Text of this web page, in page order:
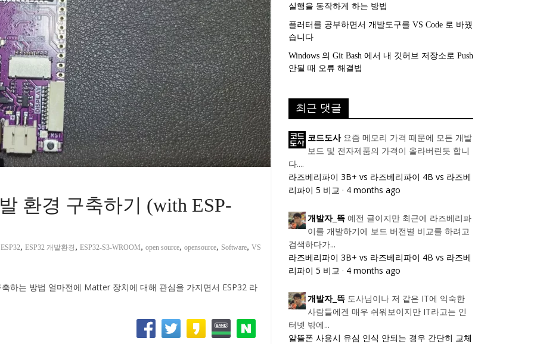
환경 구축하기 (with ESP-
ESP32, ESP32 개발환경 , ESP32-S3-WROOM, open source, opensource, Software, VS
하는 방법 얼마전에 Matter 장치에 대해 관심을 가지면서 ESP32 라
실행을 동작하게 하는 방법
플러터를 공부하면서 개발도구를 VS Code 로 바꿨
습니다
Windows 의 Git Bash 에서 내 깃허브 저장소로 Push
안될 때 오류 해결법
최근 댓글
코드도사 요즘 메모리 가격 때문에 모든 개발
보드 및 전자제품의 가격이 올라버린듯 합니
다....
라즈베리파이 3B+ vs 라즈베리파이 4B vs 라즈베
리파이 5 비교 · 4 months ago
개발자_뜩 예전 글이지만 최근에 라즈베리파
이를 개발하기에 보드 버전별 비교를 하려고
검색하다가...
라즈베리파이 3B+ vs 라즈베리파이 4B vs 라즈베
리파이 5 비교 · 4 months ago
개발자_뜩 도사님이나 저 같은 IT에 익숙한
사람들에겐 매우 쉬워보이지만 IT라고는 인
터넷 밖에...
알뜰폰 사용시 유심 인식 안되는 경우 간단히 교체